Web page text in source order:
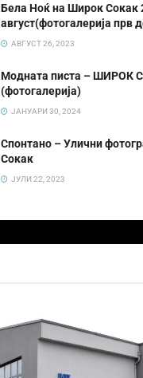
Бела Ноќ на Широк Сокак
август(фотогалерија прв
АВГУСТ 26, 2023
Модната писта – ШИРОК
(фотогалерија)
ЈАНУАРИ 30, 2024
Спонтано – Улични
Сокак
ЈУЛИ 22, 2023